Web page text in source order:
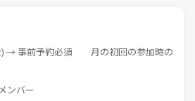
) → 事前予約必須 月の初回の参加時の
ンバー